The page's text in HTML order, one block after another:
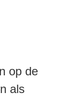
op de
als